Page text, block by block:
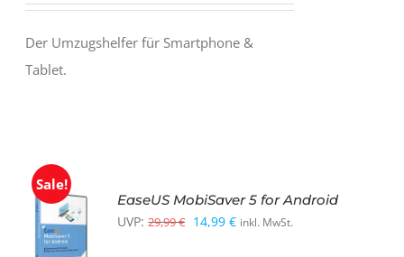
Der Umzugshelfer für Smartphone &
Tablet.
Sale!
IN DEN
WARENKORB
EaseUS MobiSaver 5 for Android
UVP: 29,99€ Ursprünglicher
14,99€Aktueller
inkl. MwSt.